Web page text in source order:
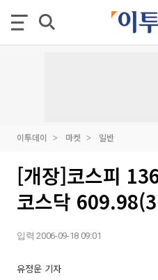
이투데이 마켓 일반
[개장]코스피
코스닥
입력 2006-09-18 09:01
유정운 기자